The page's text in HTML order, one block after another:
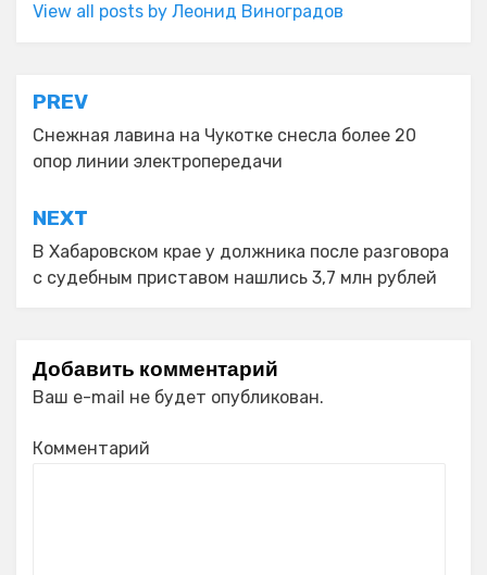
View all posts by Леонид Виноградов
Навигация
по
записям
PREV
Снежная лавина на Чукотке снесла более 20
опор линии электропередачи
NEXT
В Хабаровском крае у должника после разговора
с судебным приставом нашлись 3,7 млн рублей
Добавить комментарий
Ваш e-mail не будет опубликован.
Комментарий